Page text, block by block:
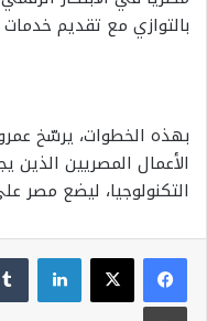
بالتوازي مع تقديم
بهذه الخطوات، يرسّخ
الأعمال المصريين
التكنولوجيا، ليضع مصر
طباعة